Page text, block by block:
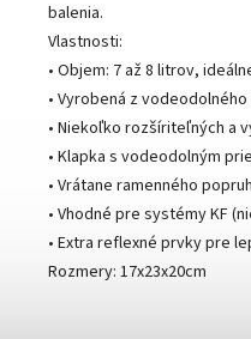
balenia.
Vlastnosti:
• Objem: 7 až 8 litrov,
• Vyrobená z
• Niekoľko rozšíriteľných a
• Klapka s vodeodolným
• Vrátane ramenného
• Vhodné pre systémy KF
• ​​Extra reflexné prvky pre
Rozmery: 17x23x20cm